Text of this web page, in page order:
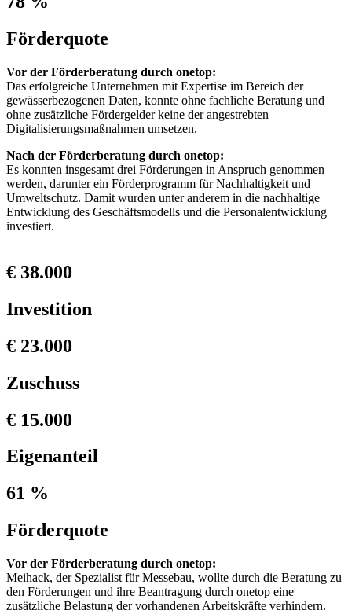
Förderquote
Vor der Förderberatung durch onetop:
Das erfolgreiche Unternehmen mit Expertise im Bereich der
gewässerbezogenen Daten, konnte ohne fachliche Beratung und
ohne zusätzliche Fördergelder keine der angestrebten
Digitalisierungsmaßnahmen umsetzen.
Nach der Förderberatung durch onetop:
Es konnten insgesamt drei Förderungen in Anspruch genommen
werden, darunter ein Förderprogramm für Nachhaltigkeit und
Umweltschutz. Damit wurden unter anderem in die nachhaltige
Entwicklung des Geschäftsmodells und die Personalentwicklung
investiert.
€ 38.000
Investition
€ 23.000
Zuschuss
€ 15.000
Eigenanteil
61 %
Förderquote
Vor der Förderberatung durch onetop:
Meihack, der Spezialist für Messebau, wollte durch die Beratung zu
den Förderungen und ihre Beantragung durch onetop eine
zusätzliche Belastung der vorhandenen Arbeitskräfte verhindern.